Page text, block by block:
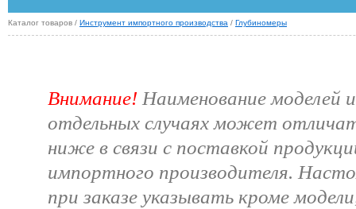
Каталог товаров / Инструмент импортного производства / Глубиномеры
Внимание! Наименование моделей
отдельных случаях может
ниже в связи с поставкой
импортного производителя.
при заказе указывать кроме